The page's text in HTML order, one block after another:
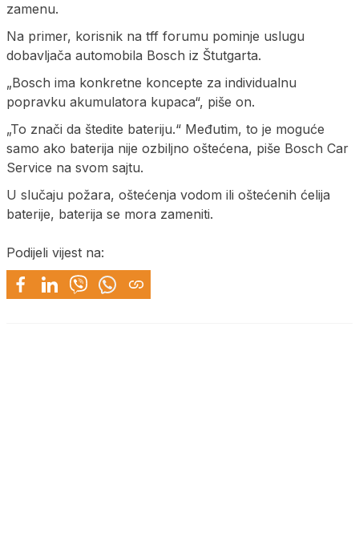
zamenu.
Na primer, korisnik na tff forumu pominje uslugu
dobavljača automobila Bosch iz Štutgarta.
„Bosch ima konkretne koncepte za individualnu
popravku akumulatora kupaca“, piše on.
„To znači da štedite bateriju.“ Međutim, to je moguće
samo ako baterija nije ozbiljno oštećena, piše Bosch Car
Service na svom sajtu.
U slučaju požara, oštećenja vodom ili oštećenih ćelija
baterije, baterija se mora zameniti.
Podijeli vijest na: